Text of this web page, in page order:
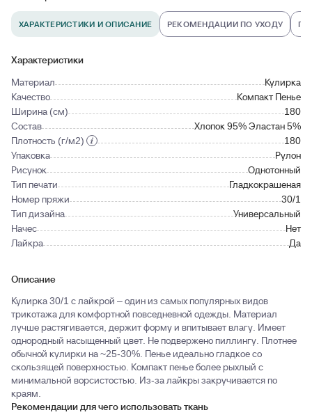
ХАРАКТЕРИСТИКИ И ОПИСАНИЕ РЕКОМЕНДАЦИИ ПО УХОДУ
Характеристики
Материал
Кулирка
Качество
Компакт Пенье
Ширина (см)
180
Состав
Хлопок 95% Эластан 5%
Плотность (г/м2)
180
Упаковка
Рулон
Рисунок
Однотонный
Тип печати
Гладкокрашеная
Номер пряжи
30/1
Тип дизайна
Универсальный
Начес
Нет
Лайкра
Да
Описание
Кулирка 30/1 с лайкрой – один из самых популярных видов
трикотажа для комфортной повседневной одежды. Материал
лучше растягивается, держит форму и впитывает влагу. Имеет
однородный насыщенный цвет. Не подвержено пиллингу. Плотнее
обычной кулирки на ~25-30%. Пенье идеально гладкое со
скользящей поверхностью. Компакт пенье более рыхлый с
минимальной ворсистостью. Из-за лайкры закручивается по
краям.
Рекомендации для чего использовать ткань